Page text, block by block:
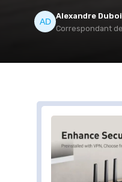
Alexandre
Correspondant